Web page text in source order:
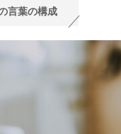
言葉の構成